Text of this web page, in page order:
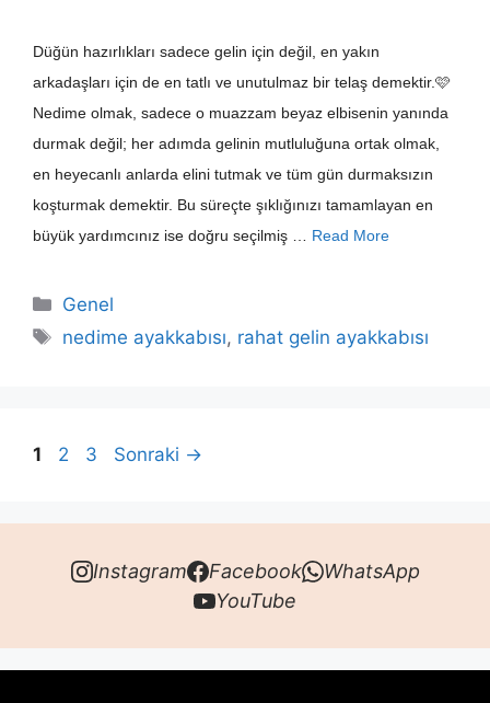
Düğün hazırlıkları sadece gelin için değil, en yakın
arkadaşları için de en tatlı ve unutulmaz bir telaş demektir.🩷
Nedime olmak, sadece o muazzam beyaz elbisenin yanında
durmak değil; her adımda gelinin mutluluğuna ortak olmak,
en heyecanlı anlarda elini tutmak ve tüm gün durmaksızın
koşturmak demektir. Bu süreçte şıklığınızı tamamlayan en
büyük yardımcınız ise doğru seçilmiş … Read More
Kategoriler
Genel
Etiketler
nedime ayakkabısı, rahat gelin ayakkabısı
Sayfa
1 Sayfa
2 Sayfa
3 Sonraki →
Instagram Facebook
WhatsApp
YouTube